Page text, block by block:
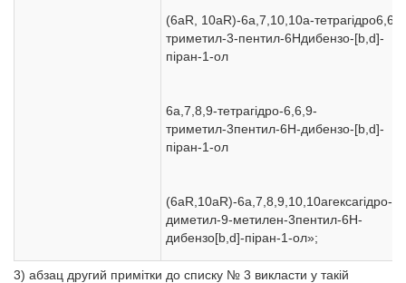
(6aR, 10aR)-6a,7,10,10a-
триметил-3-пентил-6Hдибензо-[b,d]-
піран-1-ол
6a,7,8,9-тетрагідро-6,6,9-
триметил-3пентил-6H-дибензо-[b,d]-
піран-1-ол
(6aR,10aR)-6a,7,8,9,10,10агексагідро-
диметил-9-метилен-3пентил-6H-
дибензо[b,d]-піран-1-ол»;
3) абзац другий примітки до списку № 3 викласти у такій